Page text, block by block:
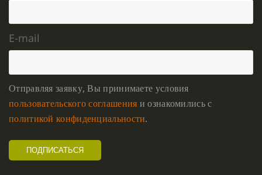
E-mail
Отправляя заявку, Вы принимаете условия
пользовательского соглашения и ознакомились с
политикой конфиденциальности.